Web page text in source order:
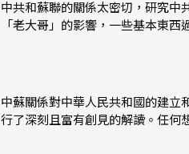
中共和蘇聯的關係太密切，研究中
「老大哥」的影響，一些基本東
中蘇關係對中華人民共和國的建立
行了深刻且富有創見的解讀。任何